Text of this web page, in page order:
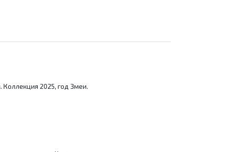
Коллекция 2025, год Змеи.